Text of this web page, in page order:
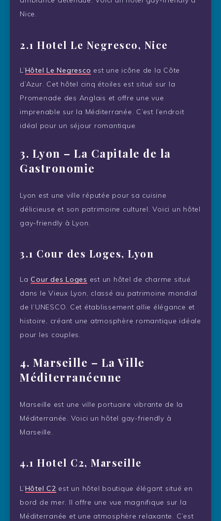
Nice.
2.1 Hotel Le Negresco, Nice
L’Hôtel Le Negresco est une icône de la Côte
d’Azur. Cet hôtel cinq étoiles est situé sur la
Promenade des Anglais et offre une vue
imprenable sur la Méditerranée. C’est l’endroit
idéal pour un séjour romantique.
3. Lyon – La Capitale de la
Gastronomie
Lyon est une ville réputée pour sa cuisine
délicieuse et son patrimoine culturel. Voici un hôtel
gay-friendly à Lyon.
3.1 Cour des Loges, Lyon
La Cour des Loges est un hôtel de charme situé
dans le Vieux Lyon, classé au patrimoine mondial
de l’UNESCO. Cet établissement allie élégance et
histoire, créant une atmosphère romantique idéale
pour les couples.
4. Marseille – La Ville
Méditerranéenne
Marseille est une ville portuaire vibrante de la
Méditerranée. Voici un hôtel gay-friendly à
Marseille.
4.1 Hotel C2, Marseille
L’Hôtel C2 est un hôtel boutique élégant situé en
bord de mer. Il offre une vue magnifique sur la
Méditerranée et une atmosphère relaxante. C’est